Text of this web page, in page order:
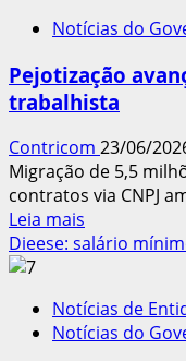
Notícias do
Pejotização
trabalhista
Contricom 23/06/
Migração de 5,5
contratos via CNPJ
Leia mais
mais
avança
e
Dieese: salário
Notícias de
Notícias do